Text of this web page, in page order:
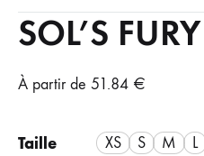
SOL’S
À partir de 51.84 €
Taille XS S M L